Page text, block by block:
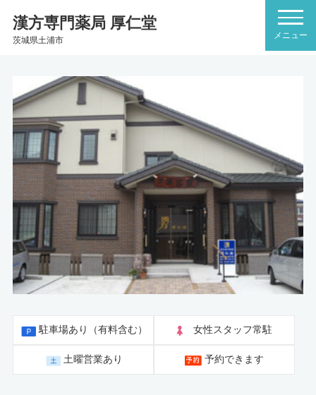
漢方専門薬局 厚仁堂
茨城県土浦市
駐車場あり（有料含む） 女性スタッフ常駐
土曜営業あり 予約できます